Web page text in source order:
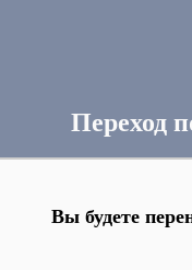
Переход
Вы будете